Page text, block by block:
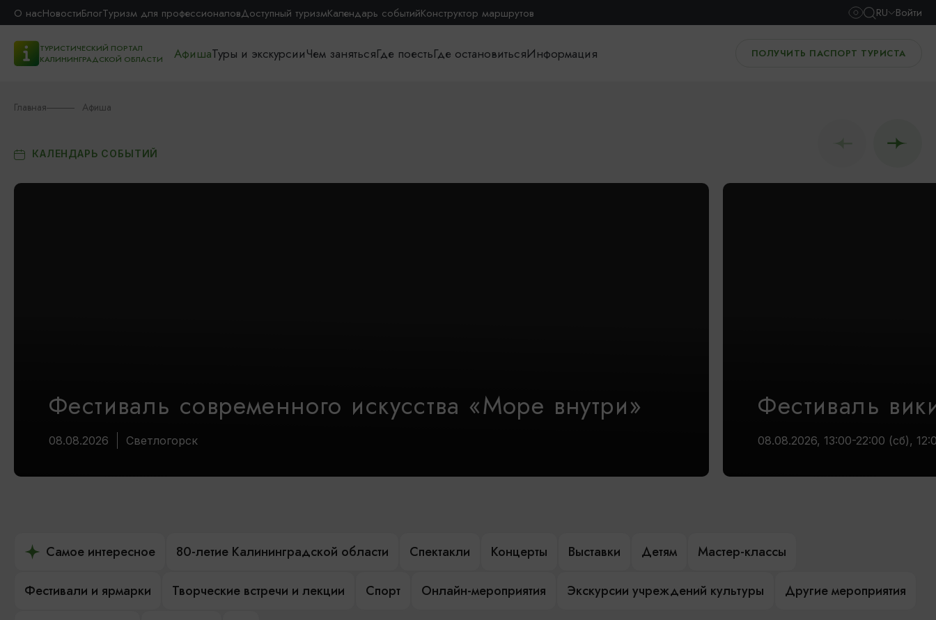
О насНовостиБлогТуризм для профессионаловДоступный туризмКалендарь событийКонструктор маршрутов RU Войти
ТУРИСТИЧЕСКИЙ ПОРТАЛ
КАЛИНИНГРАДСКОЙ ОБЛАСТИ
АфишаТуры и экскурсииЧем занятьсяГде поестьГде остановитьсяИнформация ПОЛУЧИТЬ ПАСПОРТ ТУРИСТА
Главная Афиша
КАЛЕНДАРЬ СОБЫТИЙ
Фестиваль современного искусства «Море внутри»
08.08.2026 Светлогорск
Фестиваль
08.08.2026, 13:00-22:00 (сб),
Самое интересное 80-летие Калининградской области Спектакли Концерты Выставки Детям Мастер-классы
Фестивали и ярмарки Творческие встречи и лекции Спорт Онлайн-мероприятия Экскурсии учреждений культуры Другие мероприятия